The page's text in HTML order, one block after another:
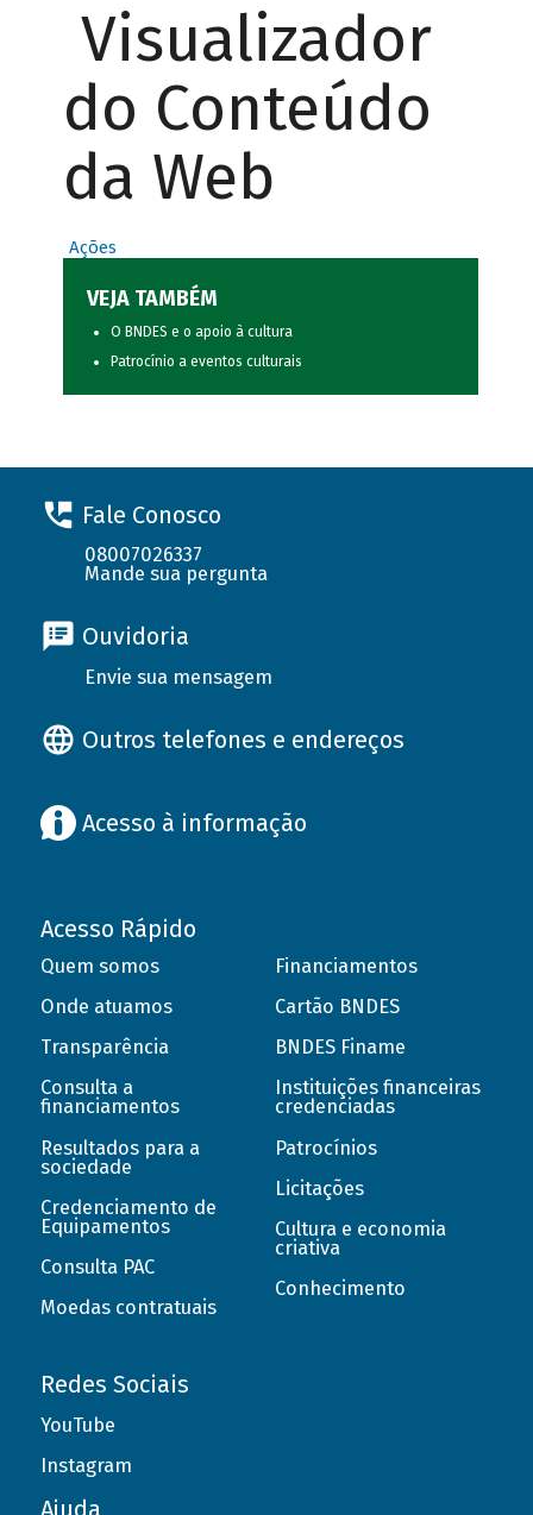
Visualizador
do Conteúdo
da Web
Ações
VEJA TAMBÉM
O BNDES e o apoio à cultura
Patrocínio a eventos culturais
Fale Conosco
08007026337
Mande sua pergunta
Ouvidoria
Envie sua mensagem
Outros telefones e endereços
Acesso à informação
Acesso Rápido
Quem somos
Onde atuamos
Transparência
Consulta a
financiamentos
Resultados para a
sociedade
Credenciamento de
Equipamentos
Consulta PAC
Moedas contratuais
Financiamentos
Cartão BNDES
BNDES Finame
Instituições financeiras
credenciadas
Patrocínios
Licitações
Cultura e economia
criativa
Conhecimento
Redes Sociais
YouTube
Instagram
Ajuda